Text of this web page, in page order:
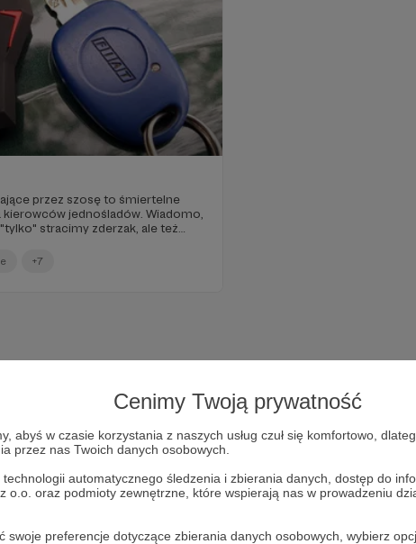
Cenimy Twoją prywatność
abyś w czasie korzystania z naszych usług czuł się komfortowo,
przez nas Twoich danych osobowych.
automatycznego śledzenia i zbierania danych, dostęp do
o.o. oraz podmioty zewnętrzne, które wspierają nas w prowadzeniu
preferencje dotyczące zbierania danych osobowych, wybierz
przez szosę to śmiertelne
kierowców jednośladów. Wiadomo,
stracimy zderzak, ale też
+7
Dołącz do grona Patronów!